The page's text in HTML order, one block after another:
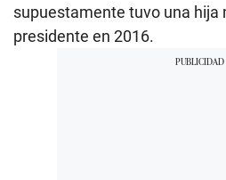
supuestamente tuvo una hija
presidente en 2016.